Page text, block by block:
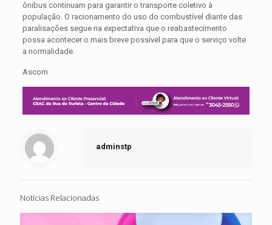
ônibus continuam para garantir o transporte coletivo à
população. O racionamento do uso do combustível diante das
paralisações segue na expectativa que o reabastecimento
possa acontecer o mais breve possível para que o serviço volte
a normalidade.
Ascom
adminstp
Notícias Relacionadas